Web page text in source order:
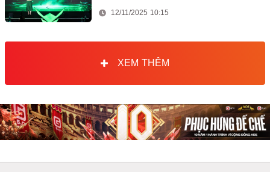
12/11/2025 10:15
XEM THÊM